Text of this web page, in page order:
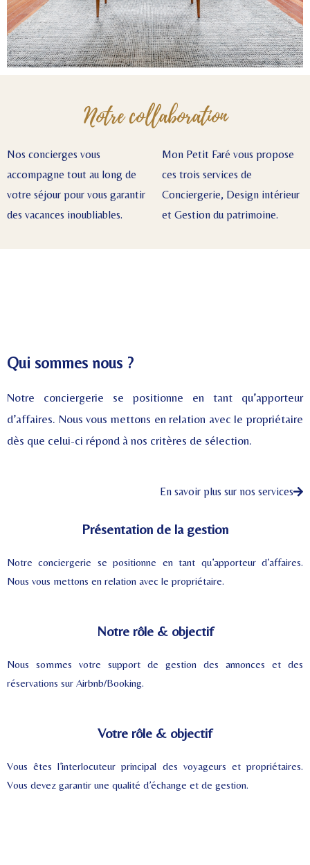
Notre collaboration
Nos concierges vous
accompagne tout au long de
votre séjour pour vous garantir
des vacances inoubliables.
Mon Petit Faré vous propose
ces trois services de
Conciergerie, Design intérieur
et Gestion du patrimoine.
Qui sommes nous ?
Notre conciergerie se positionne en tant qu’apporteur
d’affaires. Nous vous mettons en relation avec le propriétaire
dès que celui-ci répond à nos critères de sélection.
En savoir plus sur nos services
Présentation de la gestion
Notre conciergerie se positionne en tant qu’apporteur d’affaires.
Nous vous mettons en relation avec le propriétaire.
Notre rôle & objectif
Nous sommes votre support de gestion des annonces et des
réservations sur Airbnb/Booking.
Votre rôle & objectif
Vous êtes l’interlocuteur principal des voyageurs et propriétaires.
Vous devez garantir une qualité d’échange et de gestion.